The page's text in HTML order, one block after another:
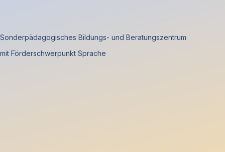
Sonderpädagogisches Bildungs- und Beratungszentrum
mit Förderschwerpunkt Sprache